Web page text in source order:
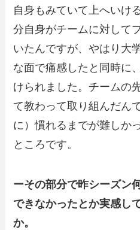
自身もみていて上へいけ
分自身がチームに対して
いたんですが、やはり大
な面で痛感したと同時に
けられました。チームの
て教わって取り組んだん
に）慣れるまでが難しか
ところです。
ーその部分で昨シーズン
できなかったとか実感し
か。